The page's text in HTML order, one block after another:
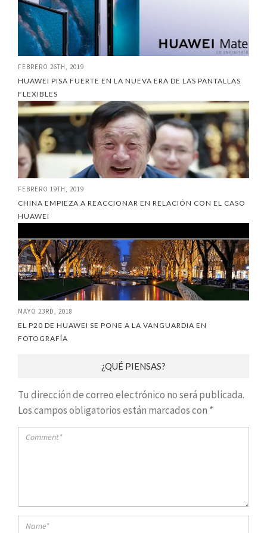
FEBRERO 26TH, 2019
HUAWEI PISA FUERTE EN LA NUEVA ERA DE LAS PANTALLAS
FLEXIBLES
FEBRERO 19TH, 2019
CHINA EMPIEZA A REACCIONAR EN RELACIÓN CON EL CASO
HUAWEI
MAYO 23RD, 2018
EL P20 DE HUAWEI SE PONE A LA VANGUARDIA EN
FOTOGRAFÍA
¿QUÉ PIENSAS?
Tu dirección de correo electrónico no será publicada.
Los campos obligatorios están marcados con *